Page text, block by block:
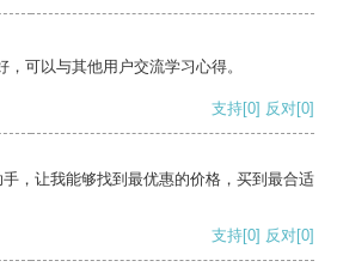
可以与其他用户交流学习心得。
支持[0] 反对[0]
，让我能够找到最优惠的价格，买到最合适
支持[0] 反对[0]